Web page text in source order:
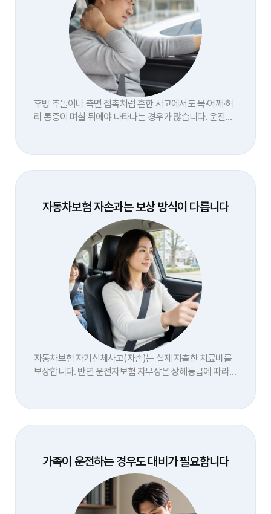
후방 추돌이나 측면 접촉처럼 흔한 사고에서도 목·어깨·허
리 통증이 며칠 뒤에야 나타나는 경우가 많습니다. 운전자
자동차보험 자손과는 보상 방식이 다릅니다
자동차보험 자기신체사고(자손)는 실제 지출한 치료비를
보상합니다. 반면 운전자보험 자부상은 상해등급에 따라
가족이 운전하는 경우도 대비가 필요합니다